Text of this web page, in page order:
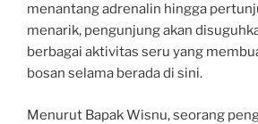
menantang adrenalin hingga
menarik, pengunjung akan
berbagai aktivitas seru yang
bosan selama berada di sini.
Menurut Bapak Wisnu, seorang